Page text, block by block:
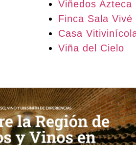
Viñedos Azteca
Finca Sala
Casa
Viña del Cielo